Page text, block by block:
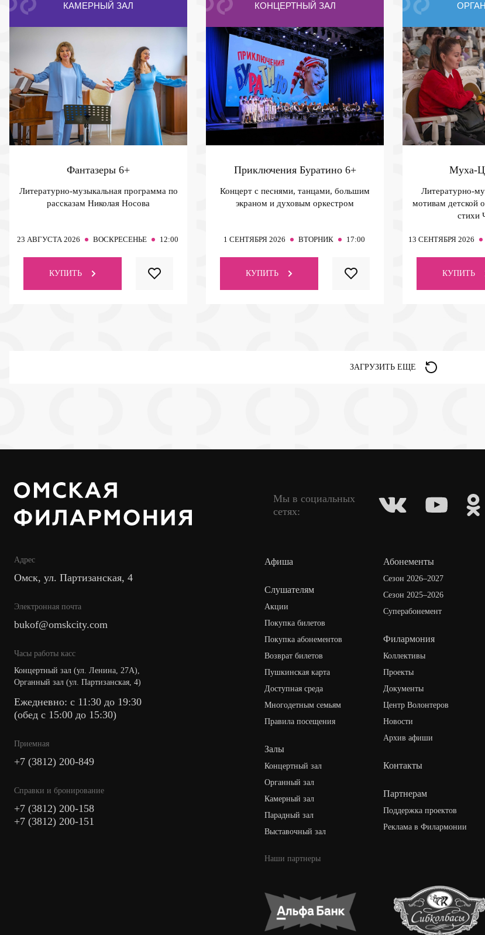
КАМЕРНЫЙ ЗАЛ
Фантазеры 6+
Литературно-музыкальная программа по
рассказам Николая Носова
23 АВГУСТА 2026 ВОСКРЕСЕНЬЕ 12:00
КУПИТЬ
КОНЦЕРТНЫЙ ЗАЛ
Приключения Буратино 6+
Концерт с песнями, танцами, большим
экраном и духовым оркестром
1 СЕНТЯБРЯ 2026 ВТОРНИК 17:00
КУПИТЬ
Муха-
Литературно-
мотивам детской
стихи
13 СЕНТЯБРЯ 2026
КУПИТЬ
ЗАГРУЗИТЬ ЕЩЕ
Мы в социальных
сетях:
Адрес
Омск, ул. Партизанская, 4
Электронная почта
bukof@omskcity.com
Часы работы касс
Концертный зал (ул. Ленина, 27А),
Органный зал (ул. Партизанская, 4)
Ежедневно: с 11:30 до 19:30
(обед с 15:00 до 15:30)
Приемная
+7 (3812) 200-849
Cправки и бронирование
+7 (3812) 200-158
+7 (3812) 200-151
Афиша
Слушателям
Акции
Покупка билетов
Покупка абонементов
Возврат билетов
Пушкинская карта
Доступная среда
Многодетным семьям
Правила посещения
Залы
Концертный зал
Органный зал
Камерный зал
Парадный зал
Выставочный зал
Абонементы
Сезон 2026–2027
Сезон 2025–2026
Суперабонемент
Филармония
Коллективы
Проекты
Документы
Центр Волонтеров
Новости
Архив афиши
Контакты
Партнерам
Поддержка проектов
Реклама в Филармонии
Наши партнеры